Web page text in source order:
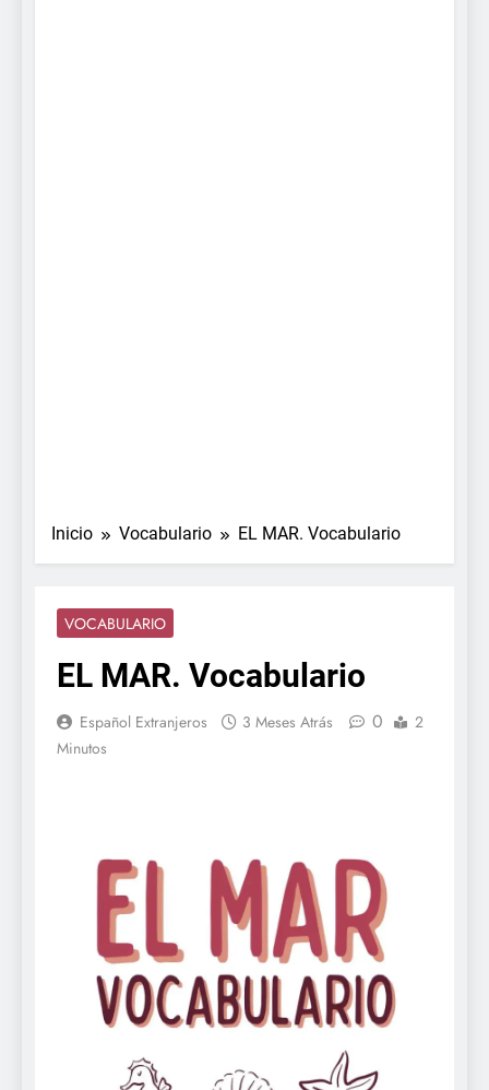
Inicio Vocabulario EL MAR. Vocabulario
VOCABULARIO
EL MAR. Vocabulario
Español Extranjeros 3 Meses Atrás 0
2
Minutos